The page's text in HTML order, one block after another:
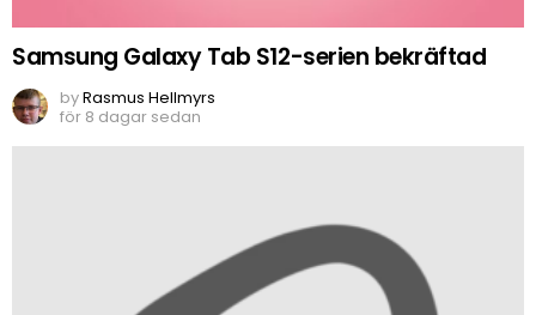
Samsung Galaxy Tab S12-serien bekräftad
byRasmus Hellmyrs
för 8 dagar sedan